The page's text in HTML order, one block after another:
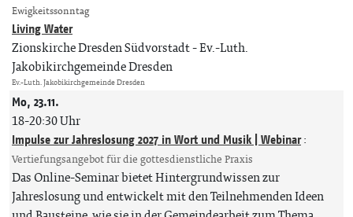
Ewigkeitssonntag
Living Water
Zionskirche Dresden Südvorstadt Ev.-Luth.
Jakobikirchgemeinde Dresden
Ev.-Luth. Jakobikirchgemeinde Dresden
Mo, 23.11.
18-20:30 Uhr
Impulse zur Jahreslosung 2027 in Wort und Musik | Webinar:
Vertiefungsangebot für die gottesdienstliche Praxis
Das Online-Seminar bietet Hintergrundwissen zur
Jahreslosung und entwickelt mit den Teilnehmenden Ideen